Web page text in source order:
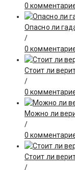
0
Опасно ли
/
0
Стоит ли
/
0
Можно ли
/
0
Стоит ли
/